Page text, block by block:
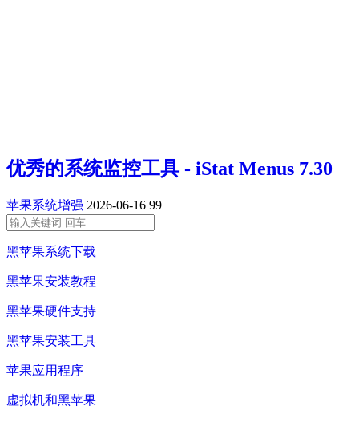
优秀的系统监控工具 - iStat Menus 7.30
苹果系统增强 2026-06-16 99
黑苹果系统下载
黑苹果安装教程
黑苹果硬件支持
黑苹果安装工具
苹果应用程序
虚拟机和黑苹果